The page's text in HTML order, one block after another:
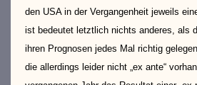
den USA in der Vergangenheit jeweils
ist bedeutet letztlich nichts anderes, als
ihren Prognosen jedes Mal richtig
die allerdings leider nicht „ex ante“